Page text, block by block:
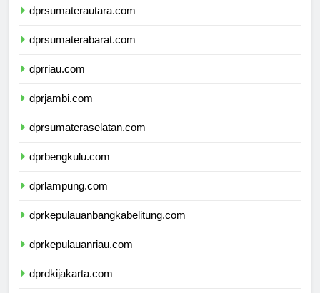
dprsumaterautara.com
dprsumaterabarat.com
dprriau.com
dprjambi.com
dprsumateraselatan.com
dprbengkulu.com
dprlampung.com
dprkepulauanbangkabelitung.com
dprkepulauanriau.com
dprdkijakarta.com